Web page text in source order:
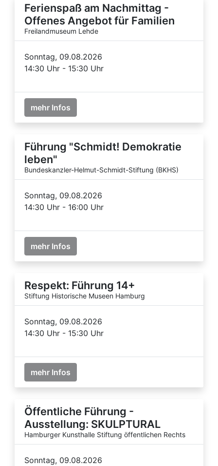
Ferienspaß am Nachmittag -
Offenes Angebot für Familien
Freilandmuseum Lehde
Sonntag, 09.08.2026
14:30 Uhr - 15:30 Uhr
mehr Infos
Führung "Schmidt! Demokratie
leben"
Bundeskanzler-Helmut-Schmidt-Stiftung (BKHS)
Sonntag, 09.08.2026
14:30 Uhr - 16:00 Uhr
mehr Infos
Respekt: Führung 14+
Stiftung Historische Museen Hamburg
Sonntag, 09.08.2026
14:30 Uhr - 15:30 Uhr
mehr Infos
Öffentliche Führung -
Ausstellung: SKULPTURAL
Hamburger Kunsthalle Stiftung öffentlichen Rechts
Sonntag, 09.08.2026